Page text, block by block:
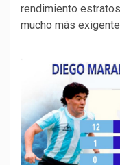
rendimiento
mucho más